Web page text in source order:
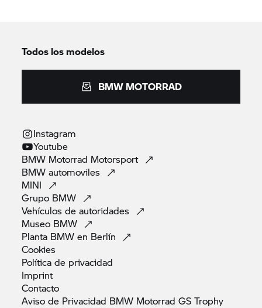
Todos los modelos
BMW MOTORRAD
Instagram
Youtube
BMW Motorrad Motorsport
BMWautomoviles
MINI
Grupo BMW
Vehículos deautoridades
Museo BMW
Planta BMW en Berlín
Cookies
Política de privacidad
Imprint
Contacto
Aviso de Privacidad BMW Motorrad GSTrophy